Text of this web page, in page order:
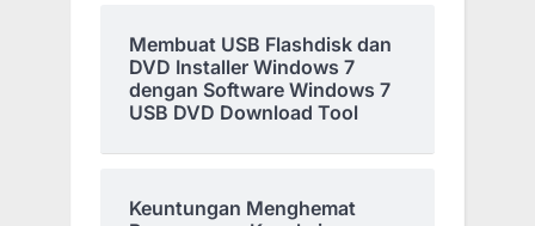
Membuat USB Flashdisk dan
DVD Installer Windows 7
dengan Software Windows 7
USB DVD Download Tool
Keuntungan Menghemat